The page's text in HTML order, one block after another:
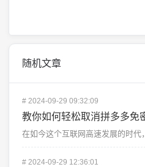
随机文章
# 2024-09-29 09:32:09
教你如何轻松取消拼多多免
# 2024-09-29 12:36:01